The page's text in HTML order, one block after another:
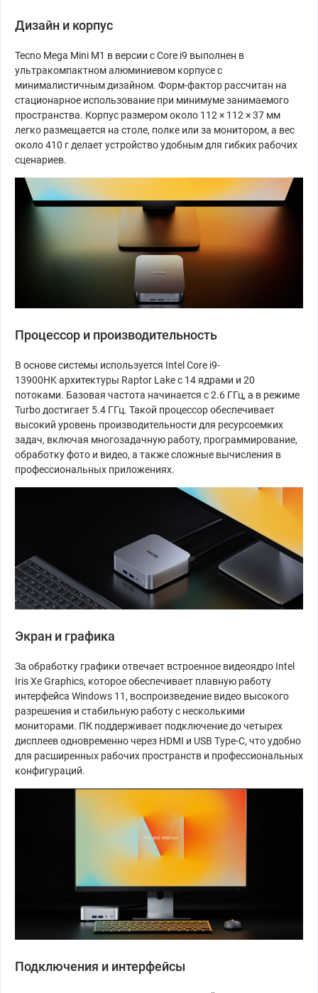
Дизайн и корпус
Tecno Mega Mini M1 в версии с Core i9 выполнен в
ультракомпактном алюминиевом корпусе с
минималистичным дизайном. Форм-фактор рассчитан на
стационарное использование при минимуме занимаемого
пространства. Корпус размером около 112 × 112 × 37 мм
легко размещается на столе, полке или за монитором, а вес
около 410 г делает устройство удобным для гибких рабочих
сценариев.
Процессор и производительность
В основе системы используется Intel Core i9-
13900HK архитектуры Raptor Lake с 14 ядрами и 20
потоками. Базовая частота начинается с 2.6 ГГц, а в режиме
Turbo достигает 5.4 ГГц. Такой процессор обеспечивает
высокий уровень производительности для ресурсоемких
задач, включая многозадачную работу, программирование,
обработку фото и видео, а также сложные вычисления в
профессиональных приложениях.
Экран и графика
За обработку графики отвечает встроенное видеоядро Intel
Iris Xe Graphics, которое обеспечивает плавную работу
интерфейса Windows 11, воспроизведение видео высокого
разрешения и стабильную работу с несколькими
мониторами. ПК поддерживает подключение до четырех
дисплеев одновременно через HDMI и USB Type-C, что удобно
для расширенных рабочих пространств и профессиональных
конфигураций.
Подключения и интерфейсы